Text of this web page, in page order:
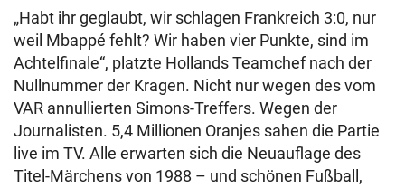
„Habt ihr geglaubt, wir schlagen Frankreich 3:0, nur
weil Mbappé fehlt? Wir haben vier Punkte, sind im
Achtelfinale“, platzte Hollands Teamchef nach der
Nullnummer der Kragen. Nicht nur wegen des vom
VAR annullierten Simons-Treffers. Wegen der
Journalisten. 5,4 Millionen Oranjes sahen die Partie
live im TV. Alle erwarten sich die Neuauflage des
Titel-Märchens von 1988 – und schönen Fußball,